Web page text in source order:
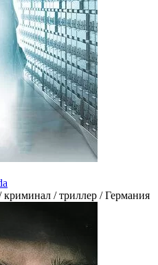
криминал / триллер / Германия